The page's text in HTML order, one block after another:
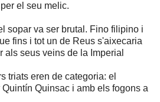
el seu melic.
sopar va ser brutal. Fino filipino i
fins i tot un de Reus s'aixecaria
seus veins de la Imperial
triats eren de categoria: el
Quinsac i amb els fogons a